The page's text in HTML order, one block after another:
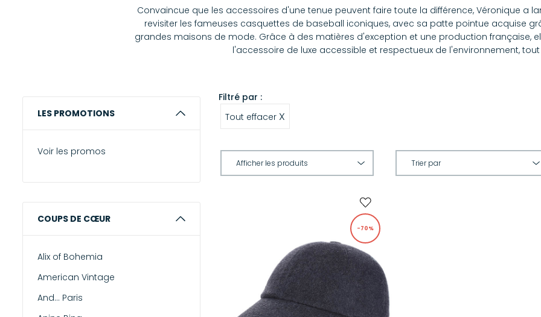
Convaincue que les accessoires d'une tenue peuvent faire toute la différence, Véronique a
revisiter les fameuses casquettes de baseball iconiques, avec sa patte pointue acquise
grandes maisons de mode. Grâce à des matières d'exception et une production française,
l'accessoire de luxe accessible et respectueux de l'environnement,
LES PROMOTIONS
Voir les promos
COUPS DE CŒUR
Alix of Bohemia
American Vintage
And... Paris
Filtré par :
Tout effacer X
-70%